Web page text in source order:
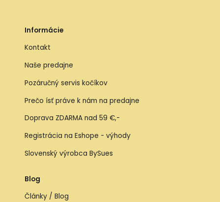
Informácie
Kontakt
Naše predajne
Pozáručný servis kočíkov
Prečo ísť práve k nám na predajne
Doprava ZDARMA nad 59 €,-
Registrácia na Eshope - výhody
Slovenský výrobca BySues
Blog
Články / Blog